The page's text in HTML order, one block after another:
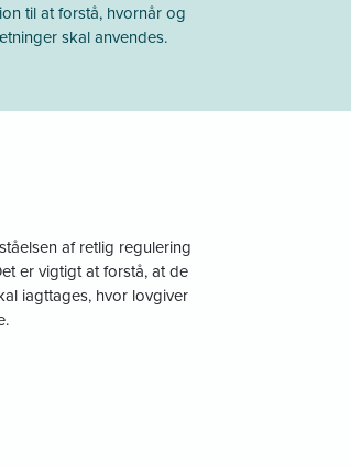
til at forstå, hvornår og
skal anvendes.
af retlig regulering
er vigtigt at forstå, at de
iagttages, hvor lovgiver